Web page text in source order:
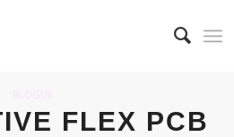
FLEX PCB